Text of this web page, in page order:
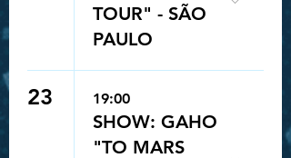
TOUR" - SÃO
PAULO
23 19:00
SHOW: GAHO
"TO MARS